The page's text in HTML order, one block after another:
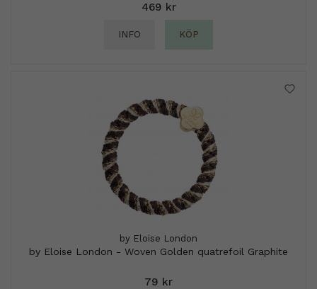
469 kr
INFO KÖP
by Eloise London
by Eloise London - Woven Golden quatrefoil Graphite
79 kr